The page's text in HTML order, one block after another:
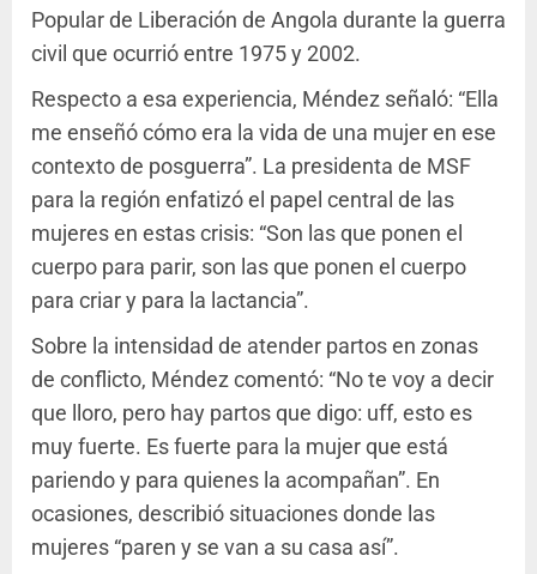
Popular de Liberación de Angola durante la guerra
civil que ocurrió entre 1975 y 2002.
Respecto a esa experiencia, Méndez señaló: “Ella
me enseñó cómo era la vida de una mujer en ese
contexto de posguerra”. La presidenta de MSF
para la región enfatizó el papel central de las
mujeres en estas crisis: “Son las que ponen el
cuerpo para parir, son las que ponen el cuerpo
para criar y para la lactancia”.
Sobre la intensidad de atender partos en zonas
de conflicto, Méndez comentó: “No te voy a decir
que lloro, pero hay partos que digo: uff, esto es
muy fuerte. Es fuerte para la mujer que está
pariendo y para quienes la acompañan”. En
ocasiones, describió situaciones donde las
mujeres “paren y se van a su casa así”.